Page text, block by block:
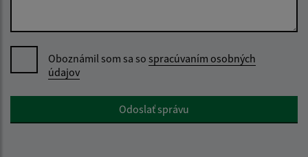
Oboznámil som sa so spracúvaním osobných
údajov
Google reCaptcha ResponseOdoslať správu